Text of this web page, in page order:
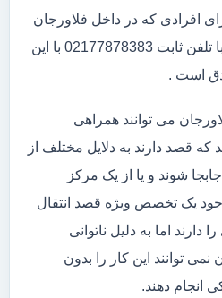
افرادی که در داخل فلاورجان
ساکن هستند و قصد دارند با تلفن ثابت 02177878383 با این
است .
می توانند همراهی
که قصد دارند به دلایل مختلف از
شوند و یا از یک مرکز
یک تخصص ویژه قصد انتقال
دارند اما به دلیل ناتوانی
توانند این کار را بدون
انجام دهند.